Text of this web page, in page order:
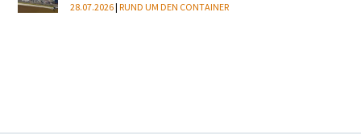
28.07.2026 |RUND UM DEN CONTAINER